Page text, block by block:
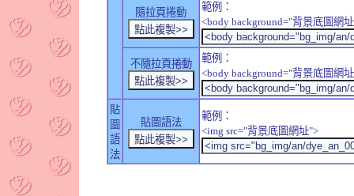
隨拉頁捲動
範例：
<body background="背景底圖網
不隨拉頁捲動
範例：
<body background="背景底圖網
貼
圖
語
法
貼圖語法
範例：
<img src="背景底圖網址">